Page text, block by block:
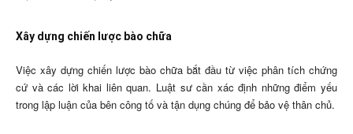
Xây dựng chiến lược bào chữa
Việc xây dựng chiến lược bào chữa bắt đầu từ việc phân tích chứng
cứ và các lời khai liên quan. Luật sư cần xác định những điểm yếu
trong lập luận của bên công tố và tận dụng chúng để bảo vệ thân chủ.